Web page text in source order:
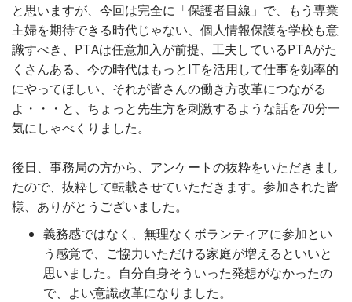
と思いますが、今回は完全に「保護者目線」で、もう専業
主婦を期待できる時代じゃない、個人情報保護を学校も意
識すべき、PTAは任意加入が前提、工夫しているPTAがた
くさんある、今の時代はもっとITを活用して仕事を効率的
にやってほしい、それが皆さんの働き方改革につながる
よ・・・と、ちょっと先生方を刺激するような話を70分一
気にしゃべくりました。
後日、事務局の方から、アンケートの抜粋をいただきまし
たので、抜粋して転載させていただきます。参加された皆
様、ありがとうございました。
義務感ではなく、無理なくボランティアに参加とい
う感覚で、ご協力いただける家庭が増えるといいと
思いました。自分自身そういった発想がなかったの
で、よい意識改革になりました。